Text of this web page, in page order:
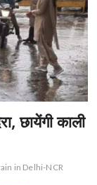
छायेंगी काली
in Delhi-NCR